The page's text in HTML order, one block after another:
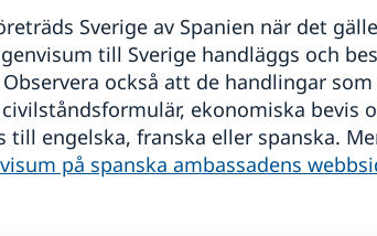
Sverige av Spanien när det
till Sverige handläggs och
också att de handlingar
ekonomiska bevis
till engelska, franska eller spanska.
på spanska ambassadens